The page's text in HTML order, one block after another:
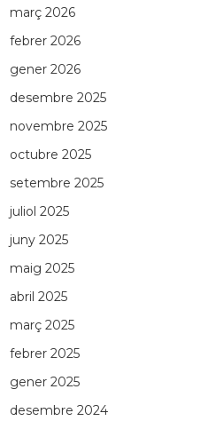
març 2026
febrer 2026
gener 2026
desembre 2025
novembre 2025
octubre 2025
setembre 2025
juliol 2025
juny 2025
maig 2025
abril 2025
març 2025
febrer 2025
gener 2025
desembre 2024